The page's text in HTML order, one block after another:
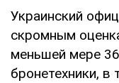
Украинский
скромным
меньшей мере
бронетехники, в